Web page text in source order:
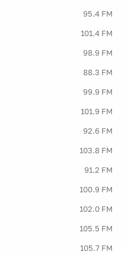
95.4 FM
101.4 FM
98.9 FM
88.3 FM
99.9 FM
101.9 FM
92.6 FM
103.8 FM
91.2 FM
100.9 FM
102.0 FM
105.5 FM
105.7 FM